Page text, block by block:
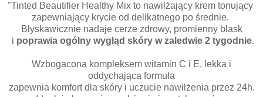
"Tinted Beautifier Healthy Mix to nawilżający krem tonujący
zapewniający krycie od delikatnego po średnie.
Błyskawicznie nadaje cerze zdrowy, promienny blask
i poprawia ogólny wygląd skóry w zaledwie 2 tygodnie.
Wzbogacona kompleksem witamin C i E, lekka i
oddychająca formuła
zapewnia komfort dla skóry i uczucie nawilżenia przez 24h.